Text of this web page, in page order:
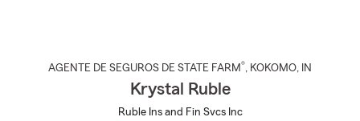
AGENTE DE SEGUROS DE STATE FARM®, KOKOMO, IN
Krystal Ruble
Ruble Ins and Fin Svcs Inc